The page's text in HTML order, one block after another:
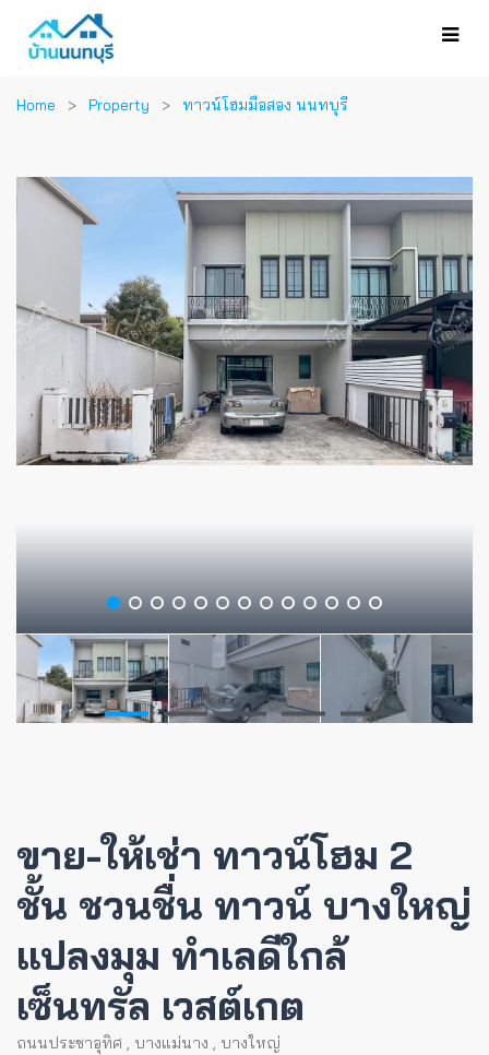
Home Property ทาวน์โฮมมือสอง นนทบุรี
ขาย-ให้เช่า ทาวน์โฮม 2
ชั้น ชวนชื่น ทาวน์ บางใหญ่
แปลงมุม ทำเลดีใกล้
เซ็นทรัล เวสต์เกต
ถนนประชาอุทิศ , บางแม่นาง , บางใหญ่